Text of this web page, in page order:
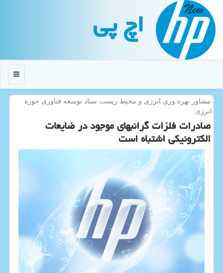
اچ پی
منو
مشاور بهره وری انرژی و محیط زیست ستاد توسعه فناوری حوزه
انرژی:
صادرات فلزات گرانبهای موجود در ضایعات
الكترونیكی اشتباه است